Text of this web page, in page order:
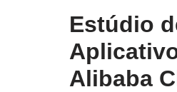
Estúdio
Alibaba